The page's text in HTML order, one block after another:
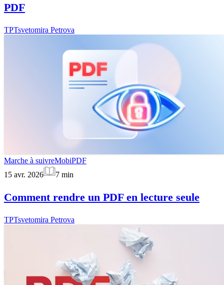
PDF
TPTsvetomira Petrova
Marche à suivreMobiPDF
15 avr. 2026
7 min
Comment rendre un PDF en lecture seule
TPTsvetomira Petrova